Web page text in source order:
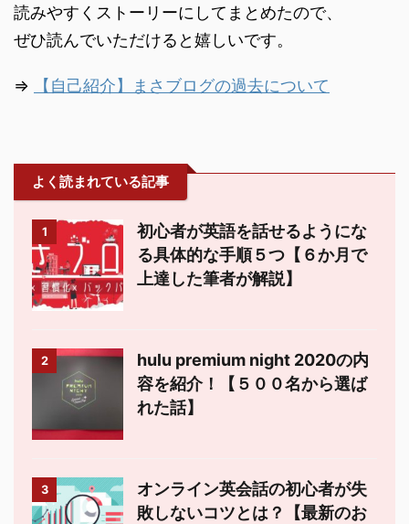
読みやすくストーリーにしてまとめたので、
ぜひ読んでいただけると嬉しいです。
⇒ 【自己紹介】まさブログの過去について
よく読まれている記事
1
初心者が英語を話せるようにな
る具体的な手順５つ【６か月で
上達した筆者が解説】
2
hulu premium night 2020の内
容を紹介！【５００名から選ば
れた話】
3
オンライン英会話の初心者が失
敗しないコツとは？【最新のお